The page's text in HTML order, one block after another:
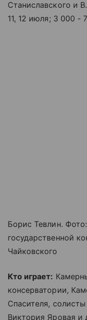
Станиславского и
11, 12 июля; 3 000 -
Борис Тевлин.
государственной
Чайковского
Кто играет:
консерватории,
Спасителя,
Виктория Яровая и